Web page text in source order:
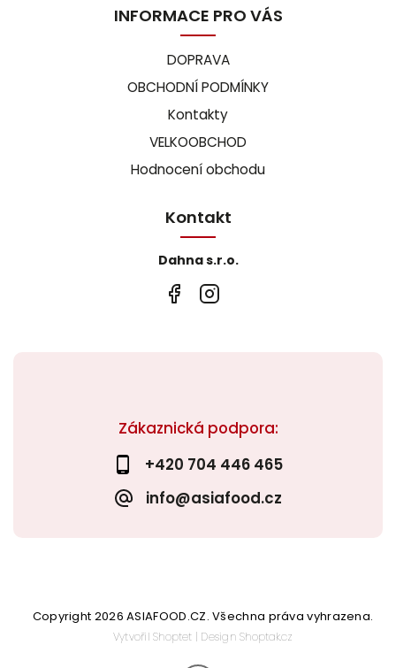
Zákaznická podpora:
+420 704 446 465
info@asiafood.cz
INFORMACE PRO VÁS
DOPRAVA
OBCHODNÍ PODMÍNKY
Kontakty
VELKOOBCHOD
Hodnocení obchodu
Kontakt
Dahna s.r.o.
Copyright 2026ASIAFOOD.CZ. Všechna práva vyhrazena.
VytvořilShoptet | DesignShoptak.cz